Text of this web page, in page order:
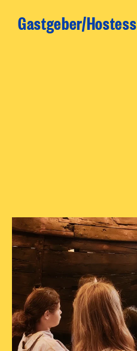
Gastgeber/Hostess